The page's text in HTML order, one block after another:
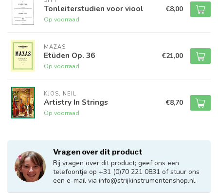
Tonleiterstudien voor viool
Op voorraad
€8,00
MAZAS
Etüden Op. 36
Op voorraad
€21,00
KJOS, NEIL
Artistry In Strings
Op voorraad
€8,70
Vragen over dit product
Bij vragen over dit product; geef ons een
telefoontje op +31 (0)70 221 0831 of stuur ons
een e-mail via info@strijkinstrumentenshop.nl.